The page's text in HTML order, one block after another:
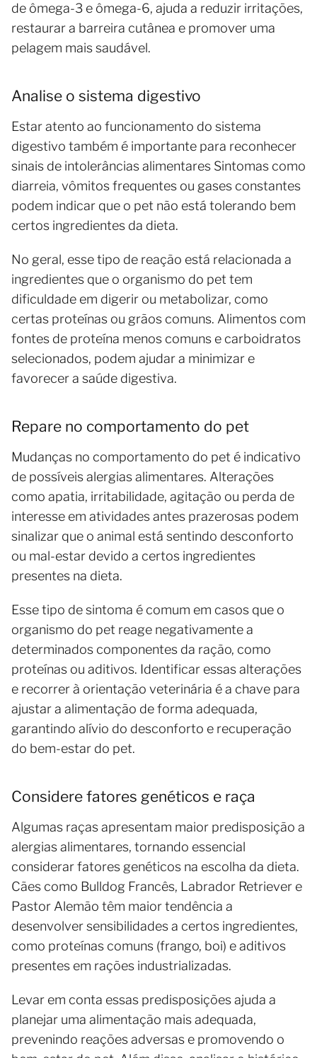
de ômega-3 e ômega-6, ajuda a reduzir irritações,
restaurar a barreira cutânea e promover uma
pelagem mais saudável.
Analise o sistema digestivo
Estar atento ao funcionamento do sistema
digestivo também é importante para reconhecer
sinais de intolerâncias alimentares Sintomas como
diarreia, vômitos frequentes ou gases constantes
podem indicar que o pet não está tolerando bem
certos ingredientes da dieta.
No geral, esse tipo de reação está relacionada a
ingredientes que o organismo do pet tem
dificuldade em digerir ou metabolizar, como
certas proteínas ou grãos comuns. Alimentos com
fontes de proteína menos comuns e carboidratos
selecionados, podem ajudar a minimizar e
favorecer a saúde digestiva.
Repare no comportamento do pet
Mudanças no comportamento do pet é indicativo
de possíveis alergias alimentares. Alterações
como apatia, irritabilidade, agitação ou perda de
interesse em atividades antes prazerosas podem
sinalizar que o animal está sentindo desconforto
ou mal-estar devido a certos ingredientes
presentes na dieta.
Esse tipo de sintoma é comum em casos que o
organismo do pet reage negativamente a
determinados componentes da ração, como
proteínas ou aditivos. Identificar essas alterações
e recorrer à orientação veterinária é a chave para
ajustar a alimentação de forma adequada,
garantindo alívio do desconforto e recuperação
do bem-estar do pet.
Considere fatores genéticos e raça
Algumas raças apresentam maior predisposição a
alergias alimentares, tornando essencial
considerar fatores genéticos na escolha da dieta.
Cães como Bulldog Francês, Labrador Retriever e
Pastor Alemão têm maior tendência a
desenvolver sensibilidades a certos ingredientes,
como proteínas comuns (frango, boi) e aditivos
presentes em rações industrializadas.
Levar em conta essas predisposições ajuda a
planejar uma alimentação mais adequada,
prevenindo reações adversas e promovendo o